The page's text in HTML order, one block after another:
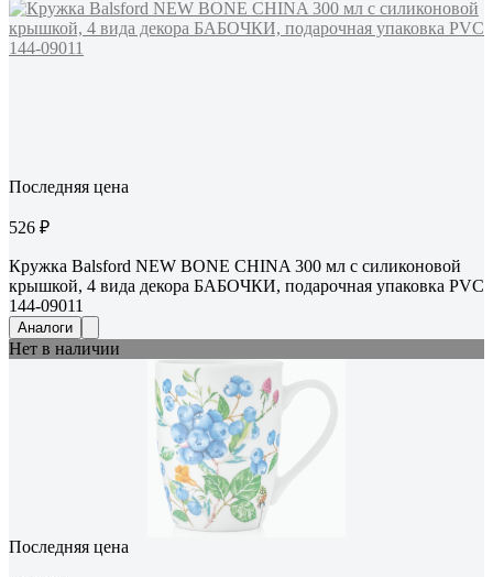
Последняя цена
526 ₽
Кружка Balsford NEW BONE CHINA 300 мл с силиконовой
крышкой, 4 вида декора БАБОЧКИ, подарочная упаковка PVC
144-09011
Аналоги
Нет в наличии
Последняя цена